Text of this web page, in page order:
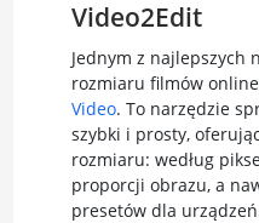
Video2Edit
Jednym z najlepszych
rozmiaru filmów
Video. To narzędzie
szybki i prosty,
rozmiaru: według
proporcji obrazu, a
presetów dla